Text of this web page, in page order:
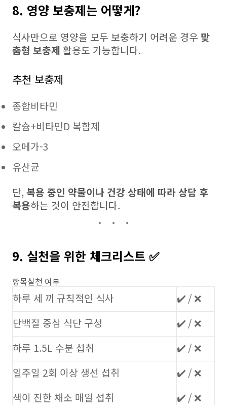
8. 영양 보충제는 어떻게?
식사만으로 영양을 모두 보충하기 어려운 경우 맞
춤형 보충제 활용도 가능합니다.
추천 보충제
종합비타민
칼슘+비타민D 복합제
오메가-3
유산균
단,복용 중인 약물이나 건강 상태에 따라 상담 후
복용하는 것이 안전합니다.
9. 실천을 위한 체크리스트 ✅
항목실천 여부
하루 세 끼 규칙적인 식사
✔️ / ❌
단백질 중심 식단 구성
✔️ / ❌
하루 1.5L 수분 섭취
✔️ / ❌
일주일 2회 이상 생선 섭취
✔️ / ❌
색이 진한 채소 매일 섭취
✔️ / ❌